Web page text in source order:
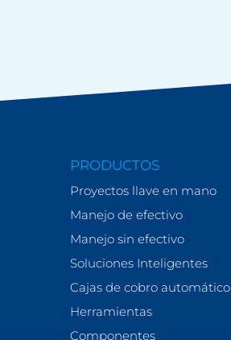
PRODUCTOS
Proyectos llave en mano
Manejo de efectivo
Manejo sin efectivo
Soluciones Inteligentes
Cajas de cobro automático
Herramientas
Componentes